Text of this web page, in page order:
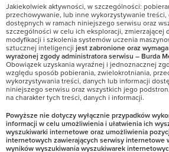
Jakiekolwiek aktywności, w szczególności:
przechowywanie, lub inne wykorzystywanie treści,
dostępnych w ramach niniejszego serwisu oraz
szczególności w celu ich eksploracji, zmierzającej
modyfikacji i szkolenia systemów uczenia
sztucznej inteligencji jest zabronione oraz
wyrażonej zgody administratora serwisu – Burda
Obowiązek uzyskania wyraźnej i jednoznacznej
względu sposób pobierania, zwielokrotniania,
wykorzystywania treści, danych lub informacji
niniejszego serwisu oraz wszystkich jego
na charakter tych treści, danych i informacji.
Powyższe nie dotyczy wyłącznie przypadków
informacji w celu umożliwienia i ułatwienia ich
wyszukiwarki internetowe oraz umożliwienia
internetowych zawierających serwisy internetowe
wyników wyszukiwania wyszukiwarek